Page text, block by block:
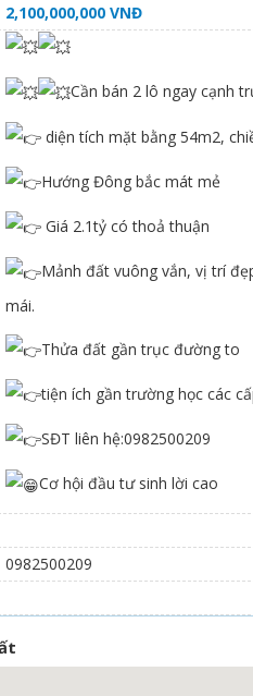
2,100,000,000 VNĐ
Cần bán 2 lô ngay cạnh
diện tích mặt bằng 54m2,
Hướng Đông bắc mát mẻ
Giá 2.1tỷ có thoả thuận
Mảnh đất vuông vắn, vị trí
mái.
Thửa đất gần trục đường to
tiện ích gần trường học các
SĐT liên hệ:0982500209
Cơ hội đầu tư sinh lời cao
0982500209